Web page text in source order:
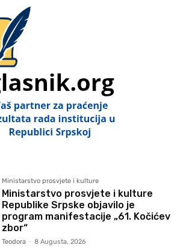
Ministarstvo prosvjete i kulture
Ministarstvo prosvjete i kulture
Republike Srpske objavilo je
program manifestacije „61. Kočićev
zbor“
Teodora - 8 Augusta, 2026